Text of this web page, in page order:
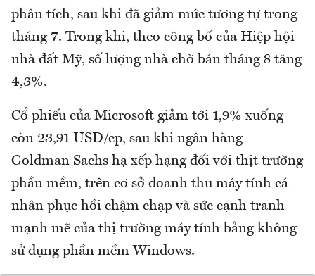
phân tích, sau khi đã giảm mức tương tự trong
tháng 7. Trong khi, theo công bố của Hiệp hội
nhà đất Mỹ, số lượng nhà chờ bán tháng 8 tăng
4,3%.
Cổ phiếu của Microsoft giảm tới 1,9% xuống
còn 23,91 USD/cp, sau khi ngân hàng
Goldman Sachs hạ xếp hạng đối với thịt trường
phần mềm, trên cơ sở doanh thu máy tính cá
nhân phục hồi chậm chạp và sức cạnh tranh
mạnh mẽ của thị trường máy tính bảng không
sử dụng phần mềm Windows.